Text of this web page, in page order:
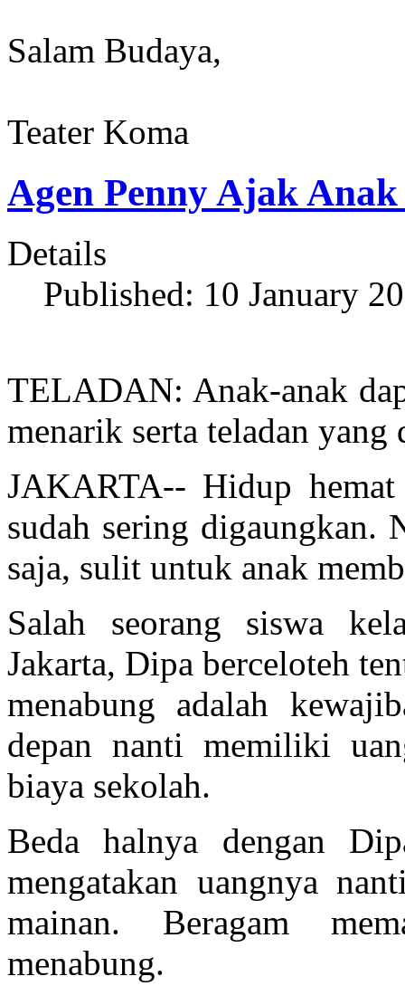
Salam Budaya,
Teater Koma
Agen Penny Ajak
Details
Published: 10 January
TELADAN: Anak-anak
menarik serta teladan
JAKARTA-- Hidup
sudah sering digaungkan.
saja, sulit untuk anak
Salah seorang siswa
Jakarta, Dipa berceloteh
menabung adalah
depan nanti memiliki
biaya sekolah.
Beda halnya dengan
mengatakan uangnya
mainan. Beragam
menabung.